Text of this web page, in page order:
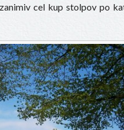
cel kup stolpov po